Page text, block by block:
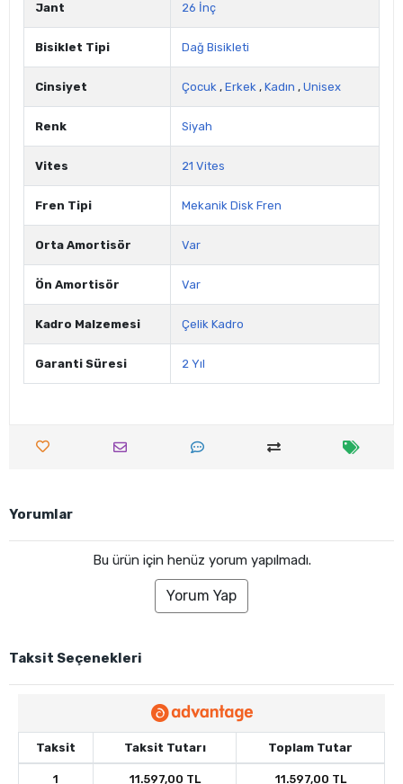
Jant 26 İnç
Bisiklet Tipi Dağ Bisikleti
Cinsiyet Çocuk , Erkek , Kadın , Unisex
Renk Siyah
Vites 21 Vites
Fren Tipi Mekanik Disk Fren
Orta Amortisör Var
Ön Amortisör Var
Kadro Malzemesi Çelik Kadro
Garanti Süresi 2 Yıl
Yorumlar
Bu ürün için henüz yorum yapılmadı.
Yorum Yap
Taksit Seçenekleri
Taksit Taksit Tutarı Toplam Tutar
1 11.597,00 TL 11.597,00 TL